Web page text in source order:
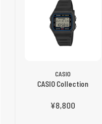
CASIO
CASIO Collection
¥8,800